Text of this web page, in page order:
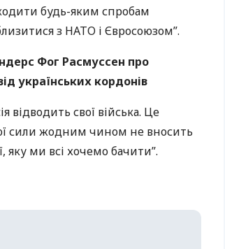
будь-яким спробам
з НАТО і Євросоюзом”.
Фог Расмуссен про
українських кордонів
відводить свої війська. Це
сили жодним чином не вносить
яку ми всі хочемо бачити”.